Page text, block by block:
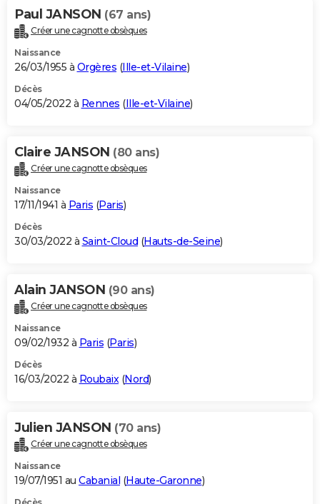
Paul JANSON (67 ans)
Créer une cagnotte obsèques
Naissance
26/03/1955 à Orgères (Ille-et-Vilaine)
Décès
04/05/2022 à Rennes (Ille-et-Vilaine)
Claire JANSON (80 ans)
Créer une cagnotte obsèques
Naissance
17/11/1941 à Paris (Paris)
Décès
30/03/2022 à Saint-Cloud (Hauts-de-Seine)
Alain JANSON (90 ans)
Créer une cagnotte obsèques
Naissance
09/02/1932 à Paris (Paris)
Décès
16/03/2022 à Roubaix(Nord)
Julien JANSON (70 ans)
Créer une cagnotte obsèques
Naissance
19/07/1951 au Cabanial (Haute-Garonne)